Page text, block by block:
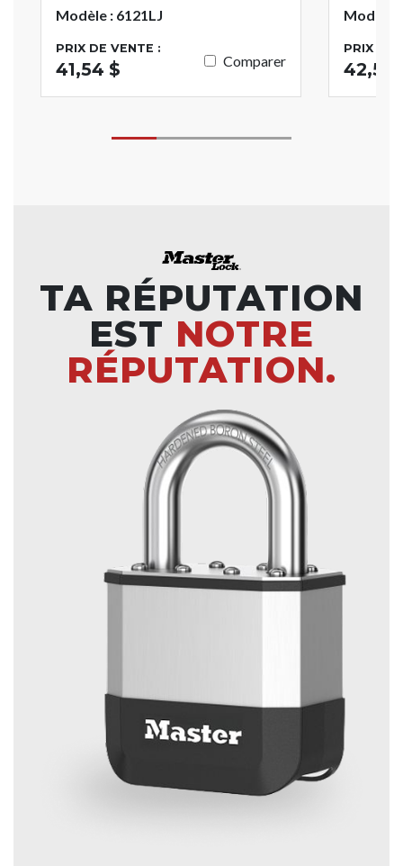
Modèle : 6121LJ
PRIX DE VENTE :
41,54 $ Comparer
Modèle :
PRIX DE
42,55
TA RÉPUTATION
EST NOTRE
RÉPUTATION.